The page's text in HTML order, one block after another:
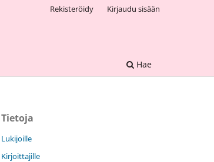
Hae
Rekisteröidy Kirjaudu sisään
Tietoja
Lukijoille
Kirjoittajille